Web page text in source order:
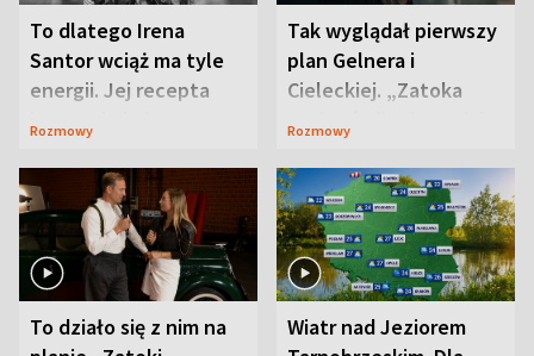
To dlatego Irena
Santor wciąż ma tyle
energii. Jej recepta
jest zaskakująco
Rozmowy
Tak wyglądał pierwszy
plan Gelnera i
Cieleckiej. „Zatoka
szpiegów” od razu ich
Rozmowy
To działo się z nim na
Wiatr nad Jeziorem